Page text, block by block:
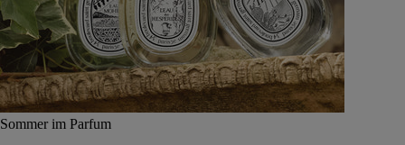
Sommer im Parfum